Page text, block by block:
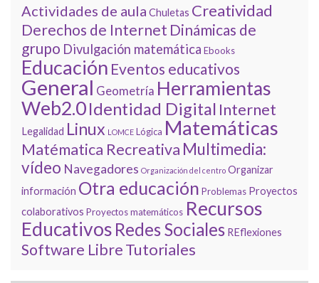
Actividades de aula Chuletas Creatividad
Derechos de Internet Dinámicas de
grupo Divulgación matemática Ebooks
Educación Eventos educativos
General Geometría Herramientas
Web2.0Identidad Digital Internet
Legalidad Linux LOMCE Lógica Matemáticas
Matématica Recreativa Multimedia:
vídeo Navegadores Organización del centro Organizar
información Otra educación Problemas Proyectos
colaborativos Proyectos matemáticos Recursos
Educativos Redes Sociales REflexiones
Software LibreTutoriales